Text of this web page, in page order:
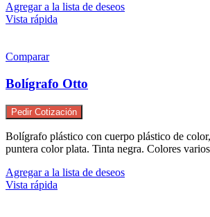
Agregar a la lista de deseos
Vista rápida
Comparar
Bolígrafo Otto
Pedir Cotización
Bolígrafo plástico con cuerpo plástico de
puntera color plata. Tinta negra. Colores
Agregar a la lista de deseos
Vista rápida